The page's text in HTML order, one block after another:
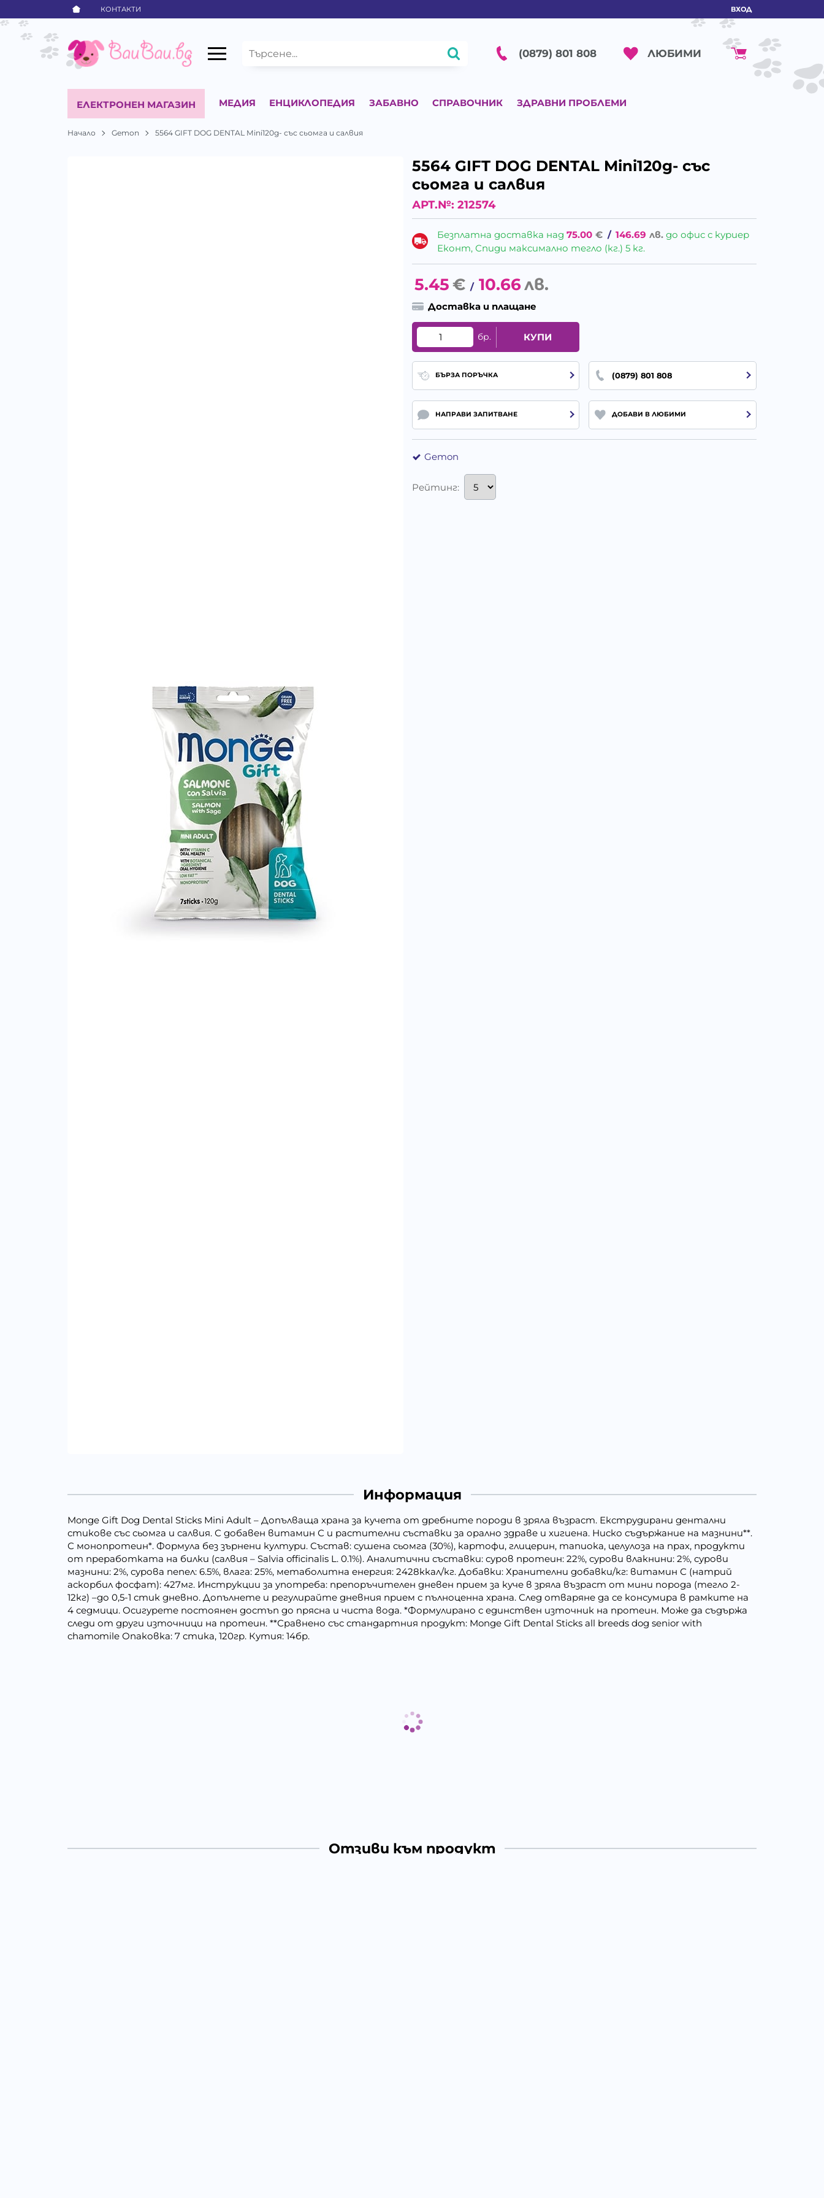
КОНТАКТИ ВХОД
(0879) 801 808 ЛЮБИМИ
ЕЛЕКТРОНЕН МАГАЗИН МЕДИЯ ЕНЦИКЛОПЕДИЯ ЗАБАВНО СПРАВОЧНИК ЗДРАВНИ ПРОБЛЕМИ
Начало Gemon 5564 GIFT DOG DENTAL Mini120g- със сьомга и салвия
5564 GIFT DOG DENTAL Mini120g- със
сьомга и салвия
АРТ.№: 212574
Безплатна доставка над75.00 € / 146.69 лв. до офис с куриер
Еконт, Спиди максимално тегло (кг.) 5 кг.
5.45€ / 10.66лв.
Доставка и плащане
бр. КУПИ
БЪРЗА ПОРЪЧКА (0879) 801 808
НАПРАВИ ЗАПИТВАНЕ ДОБАВИ В ЛЮБИМИ
Gemon
Рейтинг:
Информация
Monge Gift Dog Dental Sticks Mini Adult – Допълваща храна за кучета от дребните породи в зряла възраст. Екструдирани дентални
стикове със сьомга и салвия. С добавен витамин С и растителни съставки за орално здраве и хигиена. Ниско съдържание на мазнини**.
С монопротеин*. Формула без зърнени култури. Състав: сушена сьомга (30%), картофи, глицерин, тапиока, целулоза на прах, продукти
от преработката на билки (салвия – Salvia officinalis L. 0.1%). Аналитични съставки: суров протеин: 22%, сурови влакнини: 2%, сурови
мазнини: 2%, сурова пепел: 6.5%, влага: 25%, метаболитна енергия: 2428ккал/кг. Добавки: Хранителни добавки/кг: витамин С (натрий
аскорбил фосфат): 427мг. Инструкции за употреба: препоръчителен дневен прием за куче в зряла възраст от мини порода (тегло 2-
12кг) –до 0,5-1 стик дневно. Допълнете и регулирайте дневния прием с пълноценна храна. След отваряне да се консумира в рамките на
4 седмици. Осигурете постоянен достъп до прясна и чиста вода. *Формулирано с единствен източник на протеин. Може да съдържа
следи от други източници на протеин. **Сравнено със стандартния продукт: Monge Gift Dental Sticks all breeds dog senior with
chamomile Опаковка: 7 стика, 120гр. Кутия: 14бр.
Отзиви към продукт